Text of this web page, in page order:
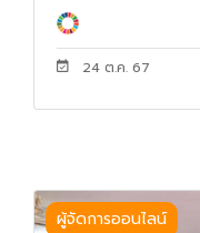
24 ต.ค. 67
ผู้จัดการออนไลน์